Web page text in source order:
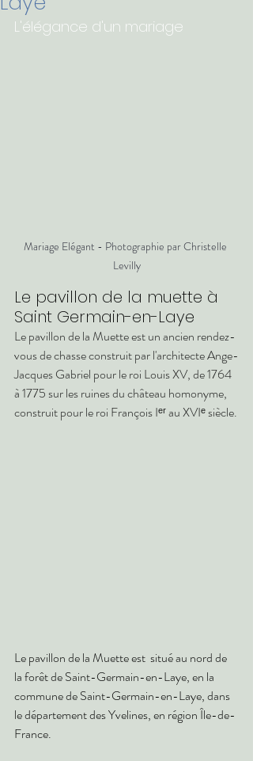
L'élégance d'un mariage
Mariage Elégant - Photographie par Christelle
Levilly
Le pavillon de la muette à
Saint Germain-en-Laye
Le pavillon de la Muette est un ancien rendez-
vous de chasse construit par l'architecte Ange-
Jacques Gabriel pour le roi Louis XV, de 1764
à 1775 sur les ruines du château homonyme,
construit pour le roi François Iᵉʳ au XVIᵉ siècle.
Le pavillon de la Muette est  situé au nord de
la forêt de Saint-Germain-en-Laye, en la
commune de Saint-Germain-en-Laye, dans
le département des Yvelines, en région Île-de-
France.